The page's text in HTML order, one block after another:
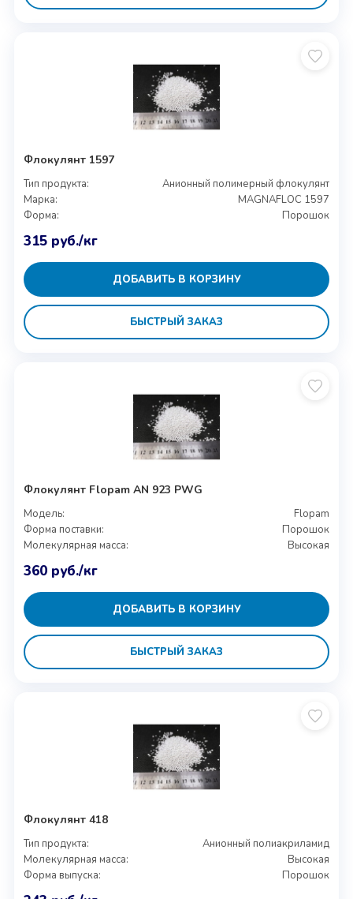
Флокулянт 1597
Тип продукта:
Анионный полимерный флокулянт
Марка:
MAGNAFLOC 1597
Форма:
Порошок
315 руб./кг
ДОБАВИТЬ В КОРЗИНУ
БЫСТРЫЙ ЗАКАЗ
Флокулянт Flopam AN 923 PWG
Модель:
Flopam
Форма поставки:
Порошок
Молекулярная масса:
Высокая
360 руб./кг
ДОБАВИТЬ В КОРЗИНУ
БЫСТРЫЙ ЗАКАЗ
Флокулянт 418
Тип продукта:
Анионный полиакриламид
Молекулярная масса:
Высокая
Форма выпуска:
Порошок